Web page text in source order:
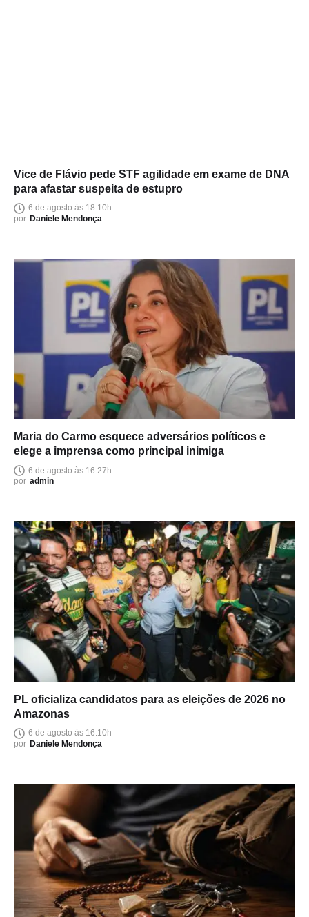
Vice de Flávio pede STF agilidade em exame de DNA
para afastar suspeita de estupro
6 de agosto às 18:10h
por Daniele Mendonça
Maria do Carmo esquece adversários políticos e
elege a imprensa como principal inimiga
6 de agosto às 16:27h
por admin
PL oficializa candidatos para as eleições de 2026 no
Amazonas
6 de agosto às 16:10h
por Daniele Mendonça